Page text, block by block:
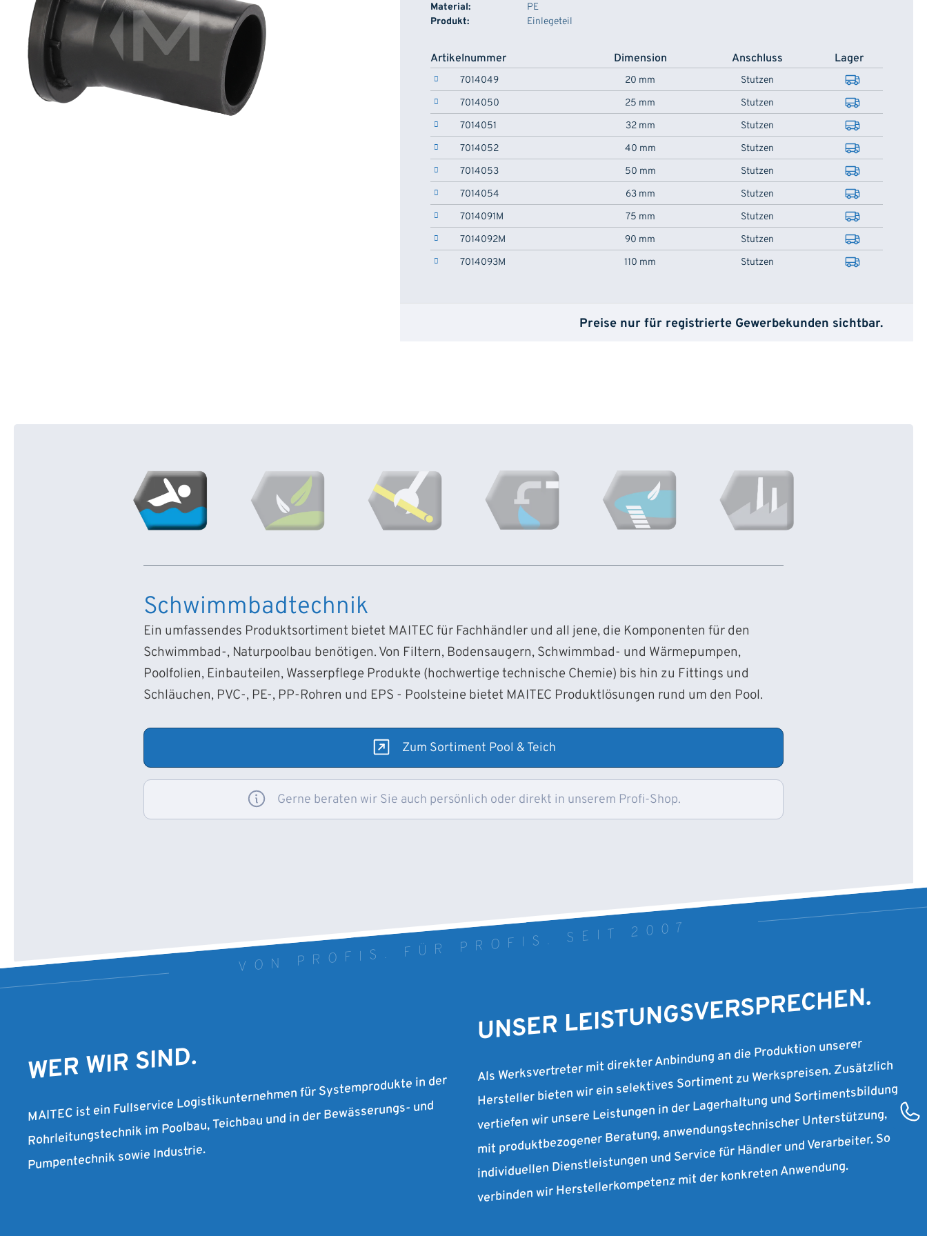
Material:
PE
Produkt:
Einlegeteil
Artikelnummer Dimension Anschluss Lager
7014049 20 mm
Stutzen
7014050
25 mm
Stutzen
7014051
32 mm
Stutzen
7014052
40 mm
Stutzen
7014053
50 mm
Stutzen
7014054
63 mm
Stutzen
7014091M
75 mm
Stutzen
7014092M
90 mm
Stutzen
7014093M
110 mm Stutzen
Preise nur für registrierte Gewerbekunden sichtbar.
Schwimmbadtechnik
Ein umfassendes Produktsortiment bietet MAITEC für Fachhändler und all jene, die Komponenten für den
Schwimmbad-, Naturpoolbau benötigen. Von Filtern, Bodensaugern, Schwimmbad- und Wärmepumpen,
Poolfolien, Einbauteilen, Wasserpflege Produkte (hochwertige technische Chemie) bis hin zu Fittings und
Schläuchen, PVC-, PE-, PP-Rohren und EPS - Poolsteine bietet MAITEC Produktlösungen rund um den Pool.
Zum Sortiment Pool & Teich
Gerne beraten wir Sie auch persönlich oder direkt in unserem Profi-Shop.
VON PROFIS. FÜR PROFIS. SEIT 2007
WER WIR SIND.
MAITEC ist ein Fullservice Logistikunternehmen für Systemprodukte in der
Rohrleitungstechnik im Poolbau, Teichbau und in der Bewässerungs- und
Pumpentechnik sowie Industrie.
UNSER LEISTUNGSVERSPRECHEN.
Als Werksvertreter mit direkter Anbindung an die Produktion unserer
Hersteller bieten wir ein selektives Sortiment zu Werkspreisen. Zusätzlich
vertiefen wir unsere Leistungen in der Lagerhaltung und Sortimentsbildung
mit produktbezogener Beratung, anwendungstechnischer Unterstützung,
individuellen Dienstleistungen und Service für Händler und Verarbeiter. So
verbinden wir Herstellerkompetenz mit der konkreten Anwendung.